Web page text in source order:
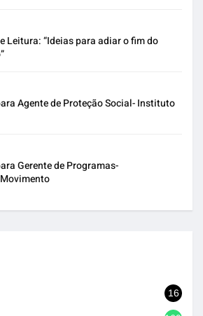
Leitura: “Ideias para adiar o fim do
Agente de Proteção Social- Instituto
Gerente de Programas-
16